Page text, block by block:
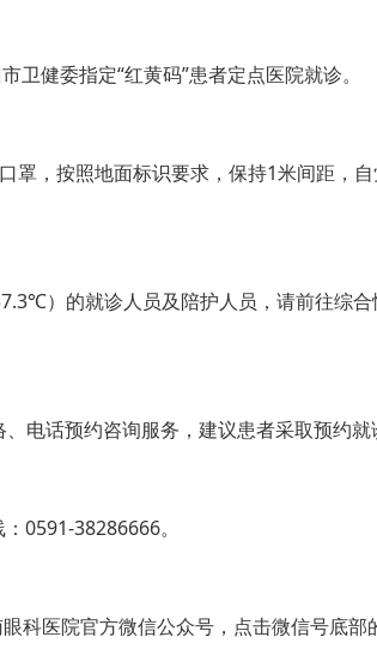
健委指定“红黄码”患者定点医院就诊。
，按照地面标识要求，保持1米间距，自
）的就诊人员及陪护人员，请前往综合
话预约咨询服务，建议患者采取预约就
38286666。
医院官方微信公众号，点击微信号底部